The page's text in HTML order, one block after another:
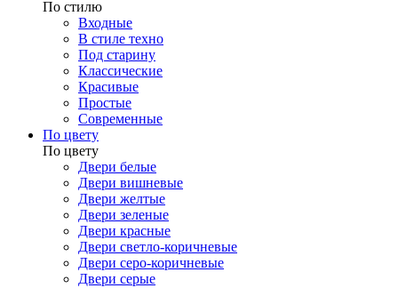
По стилю
Входные
В стиле техно
Под старину
Классические
Красивые
Простые
Современные
По цвету
По цвету
Двери белые
Двери вишневые
Двери желтые
Двери зеленые
Двери красные
Двери светло-коричневые
Двери серо-коричневые
Двери серые